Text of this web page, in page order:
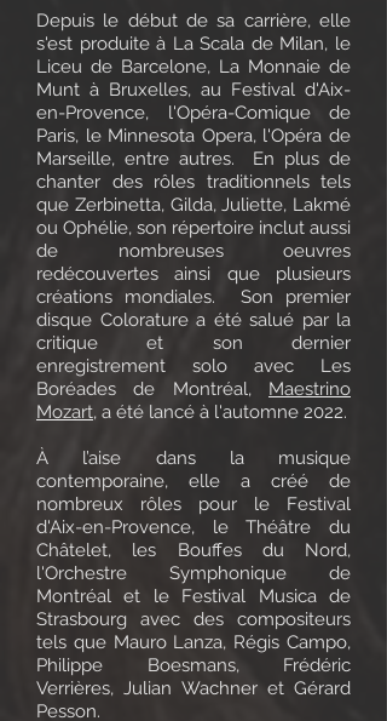
Depuis le début de sa carrière, elle
s'est produite à La Scala de Milan, le
Liceu de Barcelone, La Monnaie de
Munt à Bruxelles, au Festival d'Aix-
en-Provence, l'Opéra-Comique de
Paris, le Minnesota Opera, l'Opéra de
Marseille, entre autres. En plus de
chanter des rôles traditionnels tels
que Zerbinetta, Gilda, Juliette, Lakmé
ou Ophélie, son répertoire inclut aussi
de nombreuses oeuvres
redécouvertes ainsi que plusieurs
créations mondiales. Son premier
disque Colorature a été salué par la
critique et son dernier
enregistrement solo avec Les
Boréades de Montréal, Maestrino
Mozart, a été lancé à l'automne 2022.
À l’aise dans la musique
contemporaine, elle a créé de
nombreux rôles pour le Festival
d'Aix-en-Provence, le Théâtre du
Châtelet, les Bouffes du Nord,
l'Orchestre Symphonique de
Montréal et le Festival Musica de
Strasbourg avec des compositeurs
tels que Mauro Lanza, Régis Campo,
Philippe Boesmans, Frédéric
Verrières, Julian Wachner et Gérard
Pesson.